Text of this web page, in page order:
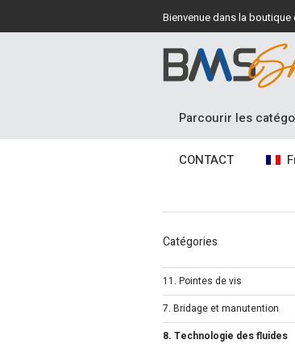
Bienvenue dans la boutique
Parcourir les
CONTACT
Catégories
11. Pointes de vis
7. Bridage et manutention
8. Technologie des fluides